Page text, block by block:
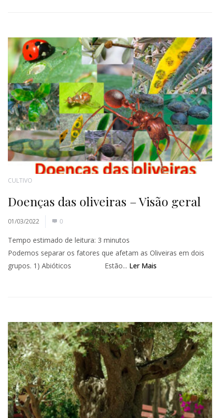
CULTIVO
Doenças das oliveiras – Visão geral
01/03/2022 0
Tempo estimado de leitura: 3 minutos
Podemos separar os fatores que afetam as Oliveiras em dois
grupos. 1) Abióticos Estão... Ler Mais